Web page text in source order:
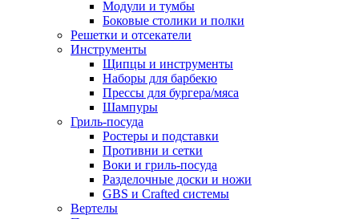
Модули и тумбы
Боковые столики и полки
Решетки и отсекатели
Инструменты
Щипцы и инструменты
Наборы для барбекю
Прессы для бургера/мяса
Шампуры
Гриль-посуда
Ростеры и подставки
Противни и сетки
Воки и гриль-посуда
Разделочные доски и ножи
GBS и Crafted системы
Вертелы